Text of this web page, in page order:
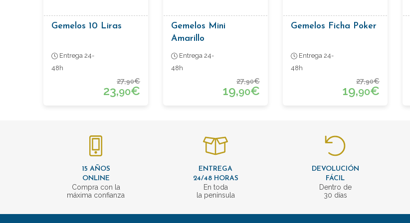
Gemelos 10 Liras
Entrega 24-
48h
27,90€
23,90€
Gemelos Mini
Amarillo
Entrega 24-
48h
27,90€
19,90€
Gemelos Ficha Poker
Entrega 24-
48h
27,90€
19,90€
15 AÑOS
ONLINE
Compra con la
máxima confianza
ENTREGA
24/48 HORAS
En toda
la península
DEVOLUCIÓN
FÁCIL
Dentro de
30 días